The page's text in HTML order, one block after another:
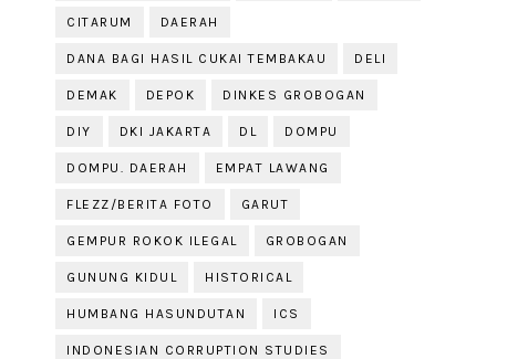
CITARUM DAERAH
DANA BAGI HASIL CUKAI TEMBAKAU DELI
DEMAK DEPOK DINKES GROBOGAN
DIY DKI JAKARTA DL DOMPU
DOMPU. DAERAH EMPAT LAWANG
FLEZZ/BERITA FOTO GARUT
GEMPUR ROKOK ILEGAL GROBOGAN
GUNUNG KIDUL HISTORICAL
HUMBANG HASUNDUTAN ICS
INDONESIAN CORRUPTION STUDIES